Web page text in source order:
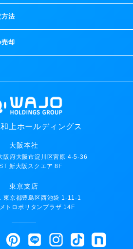
方法
却
上ホールディングス
大阪本社
阪府大阪市淀川区宮原 4-5-36
新大阪スクエア 8F
東京支店
東京都豊島区西池袋 1-11-1
トロポリタンプラザ 14F